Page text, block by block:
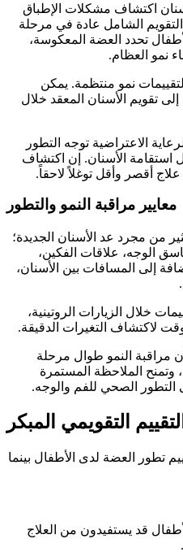
اكتشاف مشكلات الإطباق
الشامل عادة في مرحلة
تحدد العضة المعكوسة،
نمو العظام.
نمو منتظمة. يمكن
تقويم الأسنان المعقد خلال
الاعتراضية توجه التطور
استقامة الأسنان. إن اكتشاف
علاج أقصر وأقل توغلاً لاحقاً.
معايير مراقبة النمو والتطور
من مجرد عد الأسنان الجديدة؛
الوجه، علاقات الفكين،
إلى المسافات بين الأسنان،
خلال الزيارات الروتينية،
لاكتشاف التغيرات الدقيقة.
مراقبة النمو طوال مرحلة
وتمنح الملاحظة المستمرة
التطور الصحي للفم والوجه.
التقييم التقويمي المبكر
تطور العضة لدى الأطفال بينما
20% من الأطفال قد يستفيدون من العلاج